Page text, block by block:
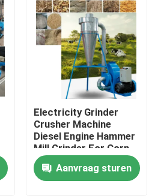
Electricity Grinder
Crusher Machine
Diesel Engine Hammer
Mill Grinder For Corn
Aanvraag sturen